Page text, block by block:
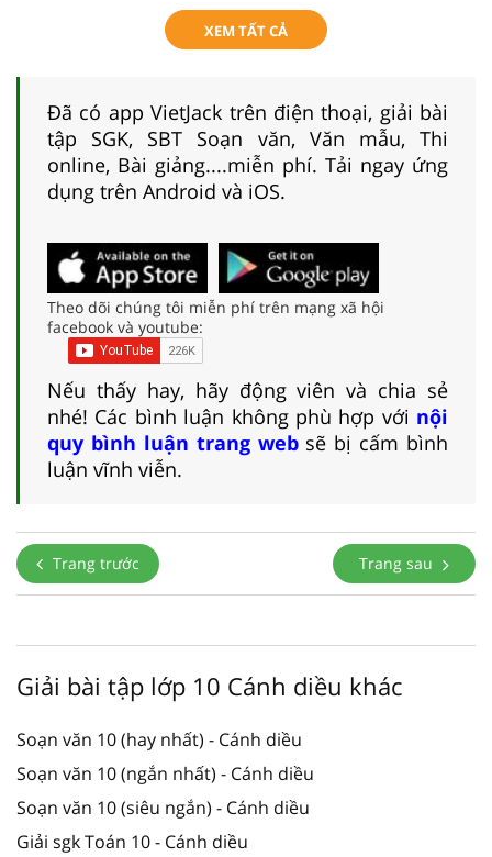
XEM TẤT CẢ
Đã có app VietJack trên điện thoại, giải bài
tập SGK, SBT Soạn văn, Văn mẫu, Thi
online, Bài giảng....miễn phí. Tải ngay ứng
dụng trên Android và iOS.
Theo dõi chúng tôi miễn phí trên mạng xã hội
facebook và youtube:
Nếu thấy hay, hãy động viên và chia sẻ
nhé! Các bình luận không phù hợp với nội
quy bình luận trang websẽ bị cấm bình
luận vĩnh viễn.
Trang trước Trang sau
Giải bài tập lớp 10 Cánh diều khác
Soạn văn 10 (hay nhất) - Cánh diều
Soạn văn 10 (ngắn nhất) - Cánh diều
Soạn văn 10 (siêu ngắn) - Cánh diều
Giải sgk Toán 10 - Cánh diều